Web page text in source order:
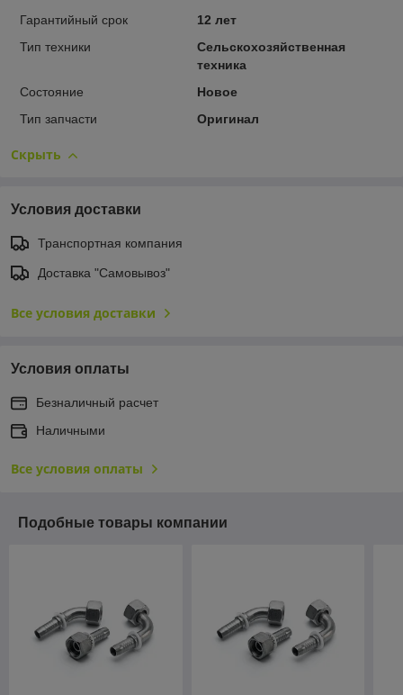
Гарантийный срок
12 лет
Тип техники
Сельскохозяйственная
техника
Состояние
Новое
Тип запчасти
Оригинал
Скрыть
Условия доставки
Транспортная компания
Доставка "Самовывоз"
Все условия доставки
Условия оплаты
Безналичный расчет
Наличными
Все условия оплаты
Подобные товары компании